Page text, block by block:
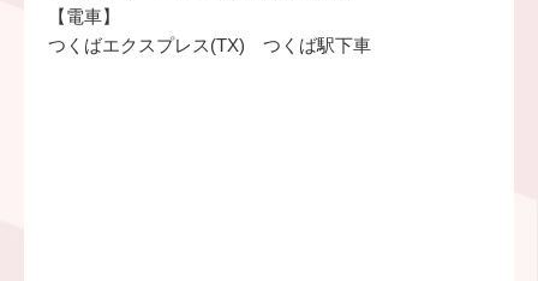
【電車】
つくばエクスプレス(TX) つくば駅下車